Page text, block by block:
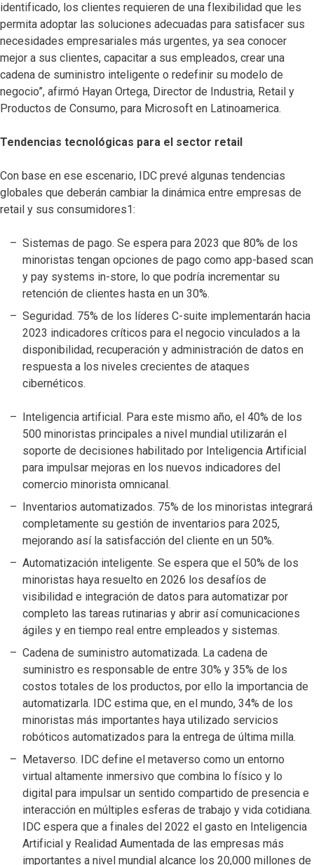
identificado, los clientes requieren de una flexibilidad que les
permita adoptar las soluciones adecuadas para satisfacer sus
necesidades empresariales más urgentes, ya sea conocer
mejor a sus clientes, capacitar a sus empleados, crear una
cadena de suministro inteligente o redefinir su modelo de
negocio”, afirmó Hayan Ortega, Director de Industria, Retail y
Productos de Consumo, para Microsoft en Latinoamerica.
Tendencias tecnológicas para el sector retail
Con base en ese escenario, IDC prevé algunas tendencias
globales que deberán cambiar la dinámica entre empresas de
retail y sus consumidores1:
Sistemas de pago. Se espera para 2023 que 80% de los
minoristas tengan opciones de pago como app-based scan
y pay systems in-store, lo que podría incrementar su
retención de clientes hasta en un 30%.
Seguridad. 75% de los líderes C-suite implementarán hacia
2023 indicadores críticos para el negocio vinculados a la
disponibilidad, recuperación y administración de datos en
respuesta a los niveles crecientes de ataques
cibernéticos.
Inteligencia artificial. Para este mismo año, el 40% de los
500 minoristas principales a nivel mundial utilizarán el
soporte de decisiones habilitado por Inteligencia Artificial
para impulsar mejoras en los nuevos indicadores del
comercio minorista omnicanal.
Inventarios automatizados. 75% de los minoristas integrará
completamente su gestión de inventarios para 2025,
mejorando así la satisfacción del cliente en un 50%.
Automatización inteligente. Se espera que el 50% de los
minoristas haya resuelto en 2026 los desafíos de
visibilidad e integración de datos para automatizar por
completo las tareas rutinarias y abrir así comunicaciones
ágiles y en tiempo real entre empleados y sistemas.
Cadena de suministro automatizada. La cadena de
suministro es responsable de entre 30% y 35% de los
costos totales de los productos, por ello la importancia de
automatizarla. IDC estima que, en el mundo, 34% de los
minoristas más importantes haya utilizado servicios
robóticos automatizados para la entrega de última milla.
Metaverso. IDC define el metaverso como un entorno
virtual altamente inmersivo que combina lo físico y lo
digital para impulsar un sentido compartido de presencia e
interacción en múltiples esferas de trabajo y vida cotidiana.
IDC espera que a finales del 2022 el gasto en Inteligencia
Artificial y Realidad Aumentada de las empresas más
importantes a nivel mundial alcance los 20,000 millones de